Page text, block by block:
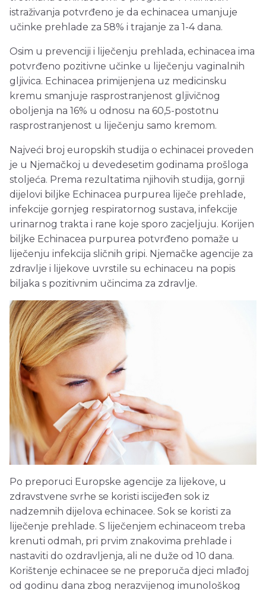
istraživanja potvrđeno je da echinacea umanjuje
učinke prehlade za 58% i trajanje za 1-4 dana.
Osim u prevenciji i liječenju prehlada, echinacea ima
potvrđeno pozitivne učinke u liječenju vaginalnih
gljivica. Echinacea primijenjena uz medicinsku
kremu smanjuje rasprostranjenost gljivičnog
oboljenja na 16% u odnosu na 60,5-postotnu
rasprostranjenost u liječenju samo kremom.
Najveći broj europskih studija o echinacei proveden
je u Njemačkoj u devedesetim godinama prošloga
stoljeća. Prema rezultatima njihovih studija, gornji
dijelovi biljke Echinacea purpurea liječe prehlade,
infekcije gornjeg respiratornog sustava, infekcije
urinarnog trakta i rane koje sporo zacjeljuju. Korijen
biljke Echinacea purpurea potvrđeno pomaže u
liječenju infekcija sličnih gripi. Njemačke agencije za
zdravlje i lijekove uvrstile su echinaceu na popis
biljaka s pozitivnim učincima za zdravlje.
Po preporuci Europske agencije za lijekove, u
zdravstvene svrhe se koristi iscijeđen sok iz
nadzemnih dijelova echinacee. Sok se koristi za
liječenje prehlade. S liječenjem echinaceom treba
krenuti odmah, pri prvim znakovima prehlade i
nastaviti do ozdravljenja, ali ne duže od 10 dana.
Korištenje echinacee se ne preporuča djeci mlađoj
od godinu dana zbog nerazvijenog imunološkog